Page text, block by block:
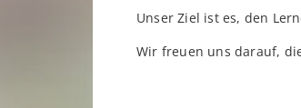
Unser Ziel ist es, den
Wir freuen uns darauf,